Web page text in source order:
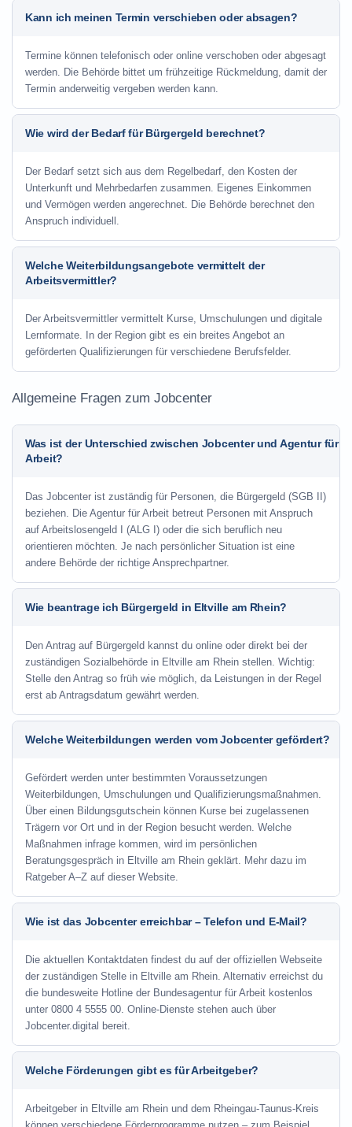
Kann ich meinen Termin verschieben oder absagen?
Termine können telefonisch oder online verschoben oder abgesagt
werden. Die Behörde bittet um frühzeitige Rückmeldung, damit der
Termin anderweitig vergeben werden kann.
Wie wird der Bedarf für Bürgergeld berechnet?
Der Bedarf setzt sich aus dem Regelbedarf, den Kosten der
Unterkunft und Mehrbedarfen zusammen. Eigenes Einkommen
und Vermögen werden angerechnet. Die Behörde berechnet den
Anspruch individuell.
Welche Weiterbildungsangebote vermittelt der
Arbeitsvermittler?
Der Arbeitsvermittler vermittelt Kurse, Umschulungen und digitale
Lernformate. In der Region gibt es ein breites Angebot an
geförderten Qualifizierungen für verschiedene Berufsfelder.
Allgemeine Fragen zum Jobcenter
Was ist der Unterschied zwischen Jobcenter und Agentur für
Arbeit?
Das Jobcenter ist zuständig für Personen, die Bürgergeld (SGB II)
beziehen. Die Agentur für Arbeit betreut Personen mit Anspruch
auf Arbeitslosengeld I (ALG I) oder die sich beruflich neu
orientieren möchten. Je nach persönlicher Situation ist eine
andere Behörde der richtige Ansprechpartner.
Wie beantrage ich Bürgergeld in Eltville am Rhein?
Den Antrag auf Bürgergeld kannst du online oder direkt bei der
zuständigen Sozialbehörde in Eltville am Rhein stellen. Wichtig:
Stelle den Antrag so früh wie möglich, da Leistungen in der Regel
erst ab Antragsdatum gewährt werden.
Welche Weiterbildungen werden vom Jobcenter gefördert?
Gefördert werden unter bestimmten Voraussetzungen
Weiterbildungen, Umschulungen und Qualifizierungsmaßnahmen.
Über einen Bildungsgutschein können Kurse bei zugelassenen
Trägern vor Ort und in der Region besucht werden. Welche
Maßnahmen infrage kommen, wird im persönlichen
Beratungsgespräch in Eltville am Rhein geklärt. Mehr dazu im
Ratgeber A–Z auf dieser Website.
Wie ist das Jobcenter erreichbar – Telefon und E-Mail?
Die aktuellen Kontaktdaten findest du auf der offiziellen Webseite
der zuständigen Stelle in Eltville am Rhein. Alternativ erreichst du
die bundesweite Hotline der Bundesagentur für Arbeit kostenlos
unter 0800 4 5555 00. Online-Dienste stehen auch über
Jobcenter.digital bereit.
Welche Förderungen gibt es für Arbeitgeber?
Arbeitgeber in Eltville am Rhein und dem Rheingau-Taunus-Kreis